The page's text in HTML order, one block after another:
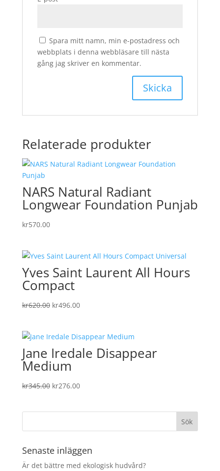
Spara mitt namn, min e-postadress och
webbplats i denna webbläsare till nästa
gång jag skriver en kommentar.
Relaterade produkter
NARS Natural Radiant
Longwear Foundation Punjab
kr570.00
Yves Saint Laurent All Hours
Compact
kr620.00 Det
var:
kr620.00.
kr496.00Det
är:
kr496.00.
Jane Iredale Disappear
Medium
kr345.00 Det
kr345.00.
kr276.00Det
kr276.00.
Senaste inläggen
Är det bättre med ekologisk hudvård?